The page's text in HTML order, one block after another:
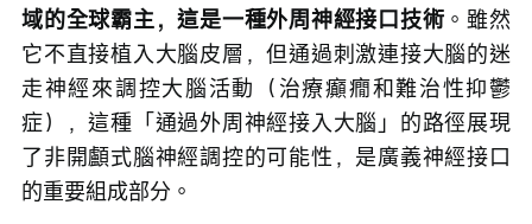
域的全球霸主，這是一種外周神經接口技術 。雖然
它不直接植入大腦皮層，但通過刺激連接大腦的迷
走神經來調控大腦活動（治療癲癇和難治性抑鬱
症），這種「通過外周神經接入大腦」的路徑展現
了非開顱式腦神經調控的可能性，是廣義神經接口
的重要組成部分。